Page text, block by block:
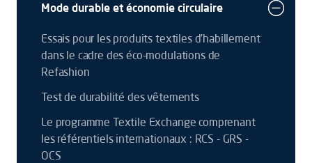
Mode durable et économie circulaire
Essais pour les produits textiles d’habillement
dans le cadre des éco-modulations de
Refashion
Test de durabilité des vêtements
Le programme Textile Exchange comprenant
les référentiels internationaux : RCS - GRS -
OCS